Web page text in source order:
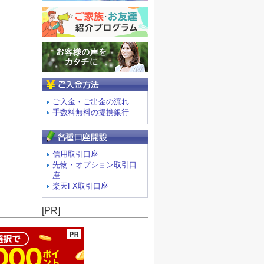
ご入金・ご出金の流れ
手数料無料の提携銀行
信用取引口座
先物・オプション取引口
座
楽天FX取引口座
[PR]